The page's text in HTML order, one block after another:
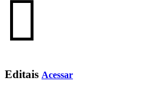
Editais Acessar